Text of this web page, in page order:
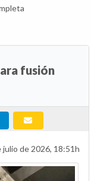
fusión
julio de 2026, 18:51h